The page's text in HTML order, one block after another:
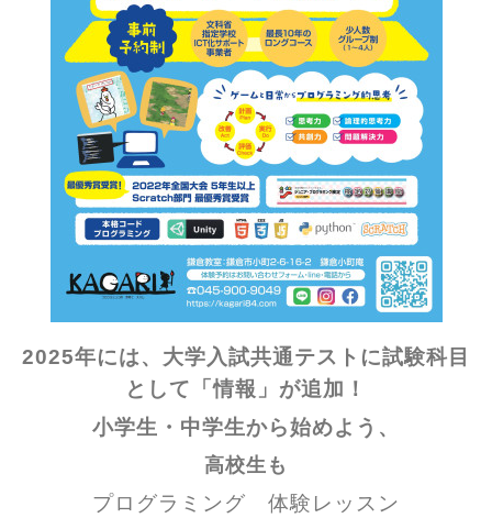
2025年には、大学入試共通テストに試験科目
として「情報」が追加！
小学生・中学生から始めよう、
高校生も
プログラミング 体験レッスン